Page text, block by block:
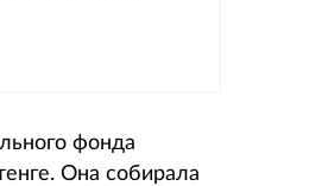
фонда
Она собирала